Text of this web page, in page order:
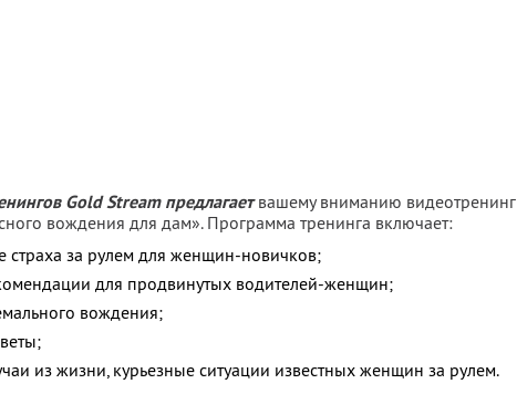
Gold Stream предлагаетвашему вниманию видеотренинг
вождения для дам». Программа тренинга включает:
страха за рулем для женщин-новичков;
для продвинутых водителей-женщин;
вождения;
из жизни, курьезные ситуации известных женщин за рулем.